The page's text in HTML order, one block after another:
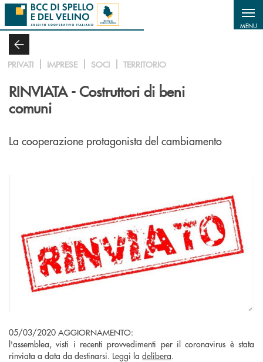
Salta al contenuto principale
MENU
PRIVATI IMPRESE SOCI TERRITORIO
RINVIATA - Costruttori di beni
comuni
La cooperazione protagonista del cambiamento
05/03/2020 AGGIORNAMENTO:
l'assemblea, visti i recenti provvedimenti per il coronavirus è stata
rinviata a data da destinarsi. Leggi la delibera.